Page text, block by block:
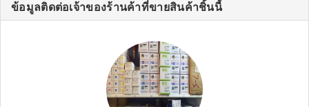
ข้อมูลติดต่อเจ้าของร้านค้าที่ขายสินค้าชิ้นนี้